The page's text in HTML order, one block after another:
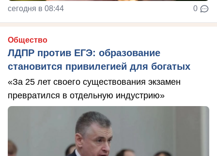
сегодня в 08:44 0
Общество
ЛДПР против ЕГЭ: образование
становится привилегией для богатых
«За 25 лет своего существования экзамен
превратился в отдельную индустрию»